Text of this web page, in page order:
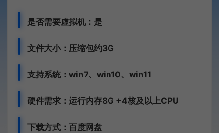
是否需要虚拟机：是
文件大小：压缩包约3G
支持系统：win7、win10、win11
硬件需求：运行内存8G +4核及以上CPU
下载方式： 百度网盘